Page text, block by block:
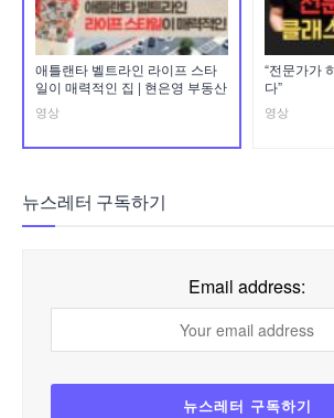
애틀랜타 벨트라인 라이프 스타
일이 매력적인 집 | 현은영 부동산
영상
“전문가가
다”
영상
뉴스레터 구독하기
Email address: